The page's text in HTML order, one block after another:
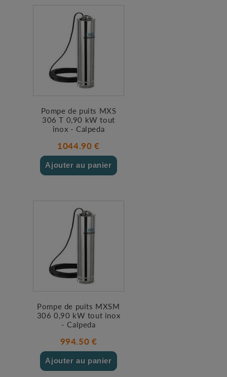
Pompe de puits MXS
306 T 0,90 kW tout
inox - Calpeda
1044.90 €
Ajouter au panier
Pompe de puits MXSM
306 0,90 kW tout inox
- Calpeda
994.50 €
Ajouter au panier